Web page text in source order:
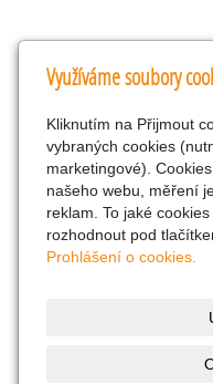
Kontakty
KNK obchodní
Komenského
286293602/0300
25298518
CZ25298518
Využíváme soubory
Kliknutím na Přijmout
vybraných cookies
marketingové).
našeho webu, měření
reklam. To jaké
rozhodnout pod
Prohlášení o cookies.